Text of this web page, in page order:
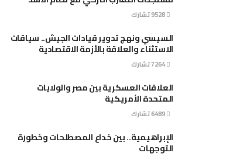
السيسي ونهج تدوير قيادات الجيش.. سياقات
الاستثناء والعلاقة بالأزمة الاقتصادية
العلاقات العسكرية بين مصر والولايات
المتحدة الأمريكية
الإبراهيمية.. بين خداع المصطلحات وخطورة
التوجهات